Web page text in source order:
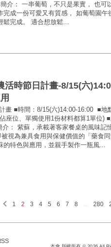
介： 一串葡萄，不只是果實， 也可
成一份可愛又有質感， 如葡萄園午
鬆完成。 適合想放鬆...
活時節日計畫-8/15(六
畫 ■時間：8/15(六)14:00-16:00 ■地
座位、單獨使用1份材料都算1單位)
： 紫蘇，承載著客家餐桌的風味記
視為兼具食用與保健價值的「藥食同
的特色與應用，並親手製作一瓶風...
1 2 3 4 5 6 7 8 ... 280